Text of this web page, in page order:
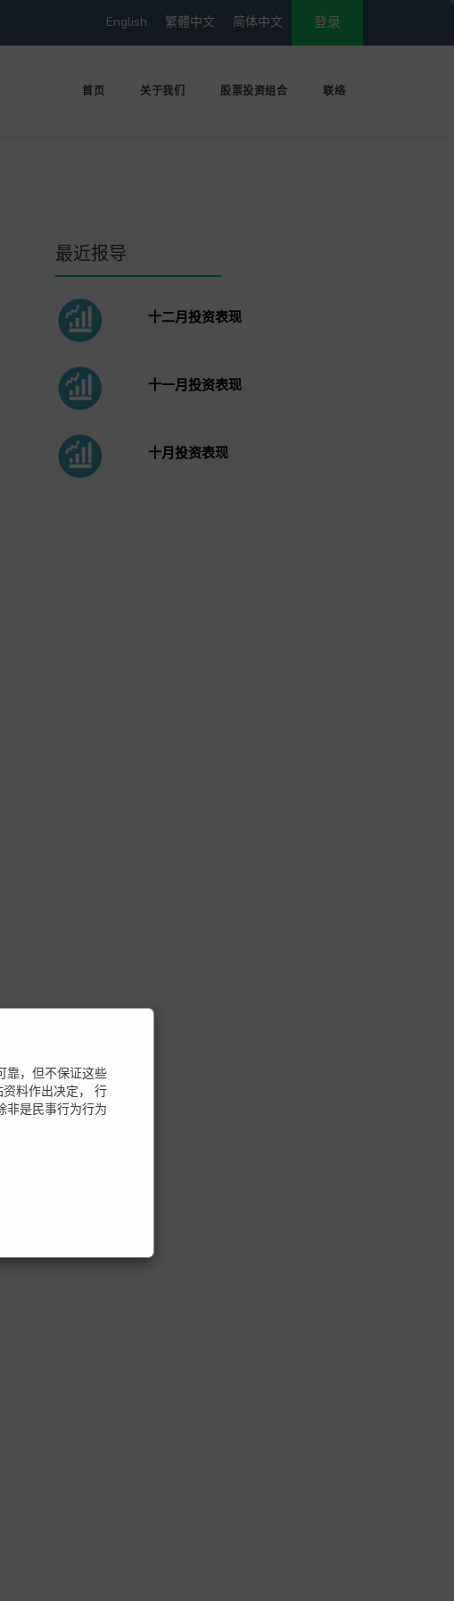
登录
简体中文
繁體中文
English
首页 关于我们 股票投资组合 联络
靠，但不保证这些
料作出决定， 行
非是民事行为行为
最近报导
十二月投资表现
十一月投资表现
十月投资表现